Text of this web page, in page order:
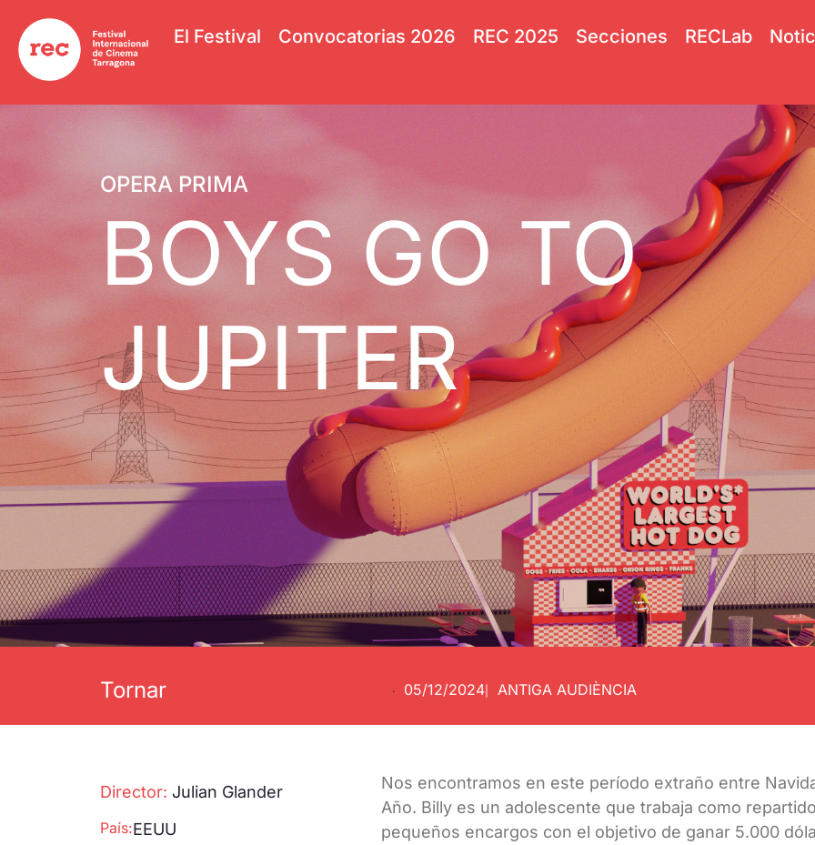
El Festival Convocatorias 2026 REC 2025 Secciones RECLab
OPERA PRIMA
BOYS GO TO
JUPITER
Tornar · 05/12/2024| ANTIGA AUDIÈNCIA
Director: Julian Glander
País:EEUU
Nos encontramos en este período extraño entre
Año. Billy es un adolescente que trabaja como
pequeños encargos con el objetivo de ganar 5.000